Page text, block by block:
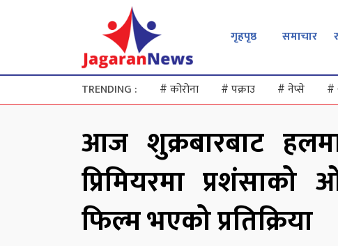
गृहपृष्ठ समाचार
TRENDING : #कोरोना #पक्राउ #नेप्से #
आज शुक्रबारबाट
प्रिमियरमा प्रशंसाको
फिल्म भएको प्रतिक्रिया